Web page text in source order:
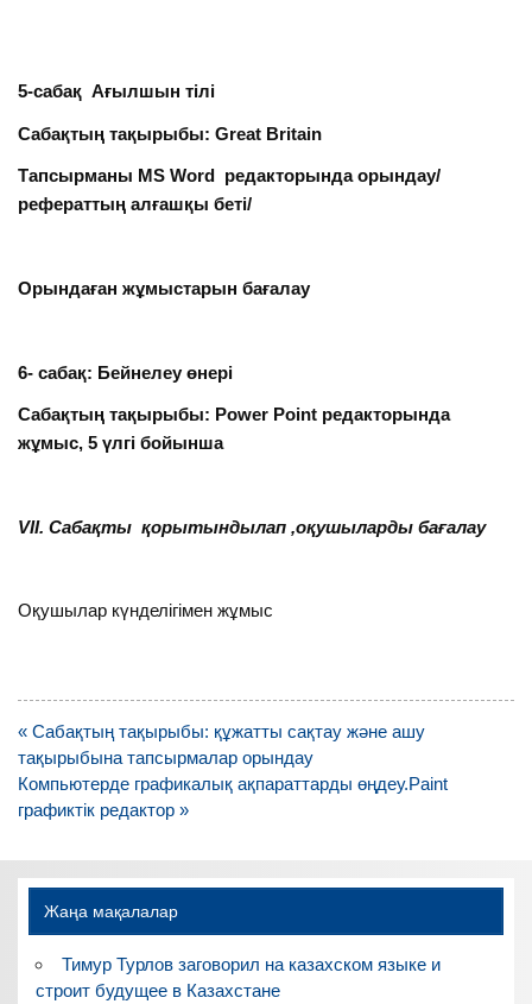
5-сабақ Ағылшын тілі
Сабақтың тақырыбы: Great Britain
Тапсырманы MS Word редакторында орындау/
рефераттың алғашқы беті/
Орындаған жұмыстарын бағалау
6- сабақ: Бейнелеу өнері
Сабақтың тақырыбы: Power Point редакторында
жұмыс, 5 үлгі бойынша
VII. Сабақты қорытындылап ,оқушыларды бағалау
Оқушылар күнделігімен жұмыс
Навигация
по
записям
« Сабақтың тақырыбы: құжатты сақтау және ашу
тақырыбына тапсырмалар орындау
Компьютерде графикалық ақпараттарды өңдеу.Paint
графиктік редактор »
Жаңа мақалалар
Тимур Турлов заговорил на казахском языке и
строит будущее в Казахстане